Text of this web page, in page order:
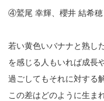
④鷲尾 幸輝、櫻井 結希穂
若い黄色いバナナと熟し
を感じる人もいれば成長
過ごしてもそれに対する
この差はどのように生ま